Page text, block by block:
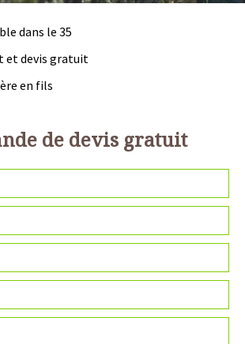
dans le 35
et devis gratuit
en fils
de devis gratuit